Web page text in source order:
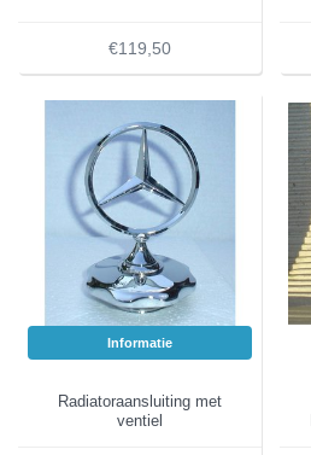
€119,50
Informatie
Radiatoraansluiting met
ventiel